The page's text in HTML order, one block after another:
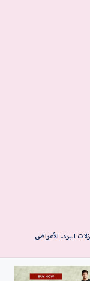
البرد.. الأعراض